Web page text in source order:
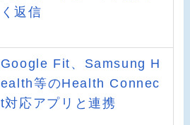
く返信
Google Fit、Samsung H
ealth等のHealth Connec
t対応アプリと連携